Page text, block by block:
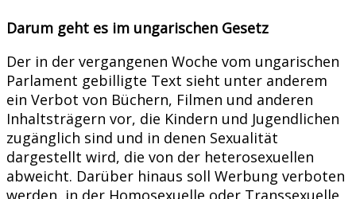
Darum geht es im ungarischen Gesetz
Der in der vergangenen Woche vom ungarischen
Parlament gebilligte Text sieht unter anderem
ein Verbot von Büchern, Filmen und anderen
Inhaltsträgern vor, die Kindern und Jugendlichen
zugänglich sind und in denen Sexualität
dargestellt wird, die von der heterosexuellen
abweicht. Darüber hinaus soll Werbung verboten
werden, in der Homosexuelle oder Transsexuelle